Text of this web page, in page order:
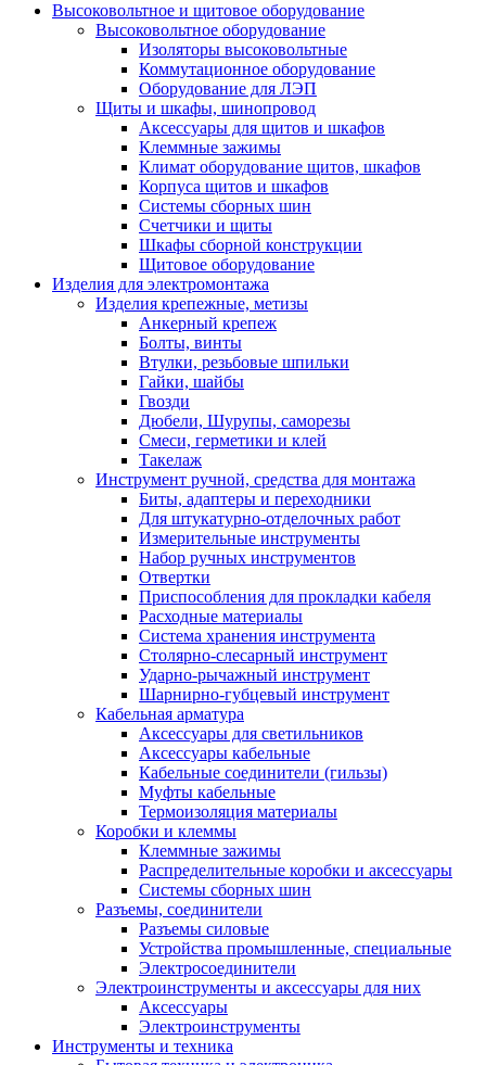
Высоковольтное и щитовое оборудование
Высоковольтное оборудование
Изоляторы высоковольтные
Коммутационное оборудование
Оборудование для ЛЭП
Щиты и шкафы, шинопровод
Аксессуары для щитов и шкафов
Клеммные зажимы
Климат оборудование щитов, шкафов
Корпуса щитов и шкафов
Системы сборных шин
Счетчики и щиты
Шкафы сборной конструкции
Щитовое оборудование
Изделия для электромонтажа
Изделия крепежные, метизы
Анкерный крепеж
Болты, винты
Втулки, резьбовые шпильки
Гайки, шайбы
Гвозди
Дюбели, Шурупы, саморезы
Смеси, герметики и клей
Такелаж
Инструмент ручной, средства для монтажа
Биты, адаптеры и переходники
Для штукатурно-отделочных работ
Измерительные инструменты
Набор ручных инструментов
Отвертки
Приспособления для прокладки кабеля
Расходные материалы
Система хранения инструмента
Столярно-слесарный инструмент
Ударно-рычажный инструмент
Шарнирно-губцевый инструмент
Кабельная арматура
Аксессуары для светильников
Аксессуары кабельные
Кабельные соединители (гильзы)
Муфты кабельные
Термоизоляция материалы
Коробки и клеммы
Клеммные зажимы
Распределительные коробки и аксессуары
Системы сборных шин
Разъемы, соединители
Разъемы силовые
Устройства промышленные, специальные
Электросоединители
Электроинструменты и аксессуары для них
Аксессуары
Электроинструменты
Инструменты и техника